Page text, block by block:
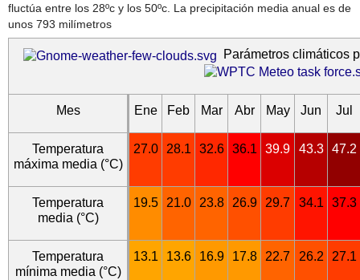
fluctúa entre los 28ºc y los 50ºc. La precipitación media anual es de
unos 793 milímetros
Parámetros climáticos
Mes Ene Feb Mar Abr May Jun Jul
Temperatura
máxima media (°C)
27.0 28.1 32.6 36.1 39.9 43.3 47.2
Temperatura
media (°C)
19.5 21.0 23.8 26.9 29.7 34.1 37.3
Temperatura
mínima media (°C)
13.1 13.6 16.9 17.8 22.7 26.2 27.1